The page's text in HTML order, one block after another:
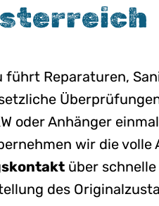
führt Reparaturen,
oder Anhänger einmal
wir die volle
über schnelle
des